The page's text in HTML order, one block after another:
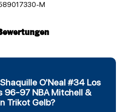
M
O'Neal #34 Los
96-97 NBA Mitchell &
Trikot Gelb?